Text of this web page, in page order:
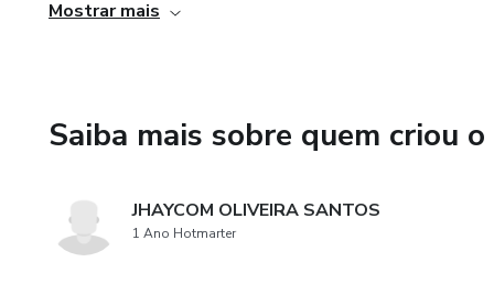
"Eu acredito que uma estratégia bem planejada
Mostrar mais
Saiba mais sobre quem criou
JHAYCOM OLIVEIRA SANTOS
1 Ano Hotmarter